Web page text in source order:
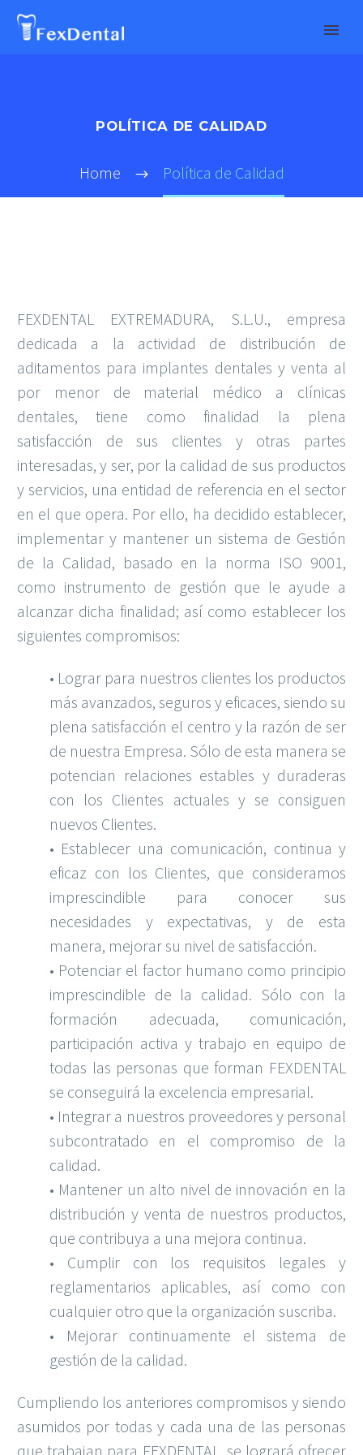
POLÍTICA DE CALIDAD
Home Política de Calidad
FEXDENTAL EXTREMADURA, S.L.U., empresa
dedicada a la actividad de distribución de
aditamentos para implantes dentales y venta al
por menor de material médico a clínicas
dentales, tiene como finalidad la plena
satisfacción de sus clientes y otras partes
interesadas, y ser, por la calidad de sus productos
y servicios, una entidad de referencia en el sector
en el que opera. Por ello, ha decidido establecer,
implementar y mantener un sistema de Gestión
de la Calidad, basado en la norma ISO 9001,
como instrumento de gestión que le ayude a
alcanzar dicha finalidad; así como establecer los
siguientes compromisos:
• Lograr para nuestros clientes los productos
más avanzados, seguros y eficaces, siendo su
plena satisfacción el centro y la razón de ser
de nuestra Empresa. Sólo de esta manera se
potencian relaciones estables y duraderas
con los Clientes actuales y se consiguen
nuevos Clientes.
• Establecer una comunicación, continua y
eficaz con los Clientes, que consideramos
imprescindible para conocer sus
necesidades y expectativas, y de esta
manera, mejorar su nivel de satisfacción.
• Potenciar el factor humano como principio
imprescindible de la calidad. Sólo con la
formación adecuada, comunicación,
participación activa y trabajo en equipo de
todas las personas que forman FEXDENTAL
se conseguirá la excelencia empresarial.
• Integrar a nuestros proveedores y personal
subcontratado en el compromiso de la
calidad.
• Mantener un alto nivel de innovación en la
distribución y venta de nuestros productos,
que contribuya a una mejora continua.
• Cumplir con los requisitos legales y
reglamentarios aplicables, así como con
cualquier otro que la organización suscriba.
• Mejorar continuamente el sistema de
gestión de la calidad.
Cumpliendo los anteriores compromisos y siendo
asumidos por todas y cada una de las personas
que trabajan para FEXDENTAL, se logrará ofrecer